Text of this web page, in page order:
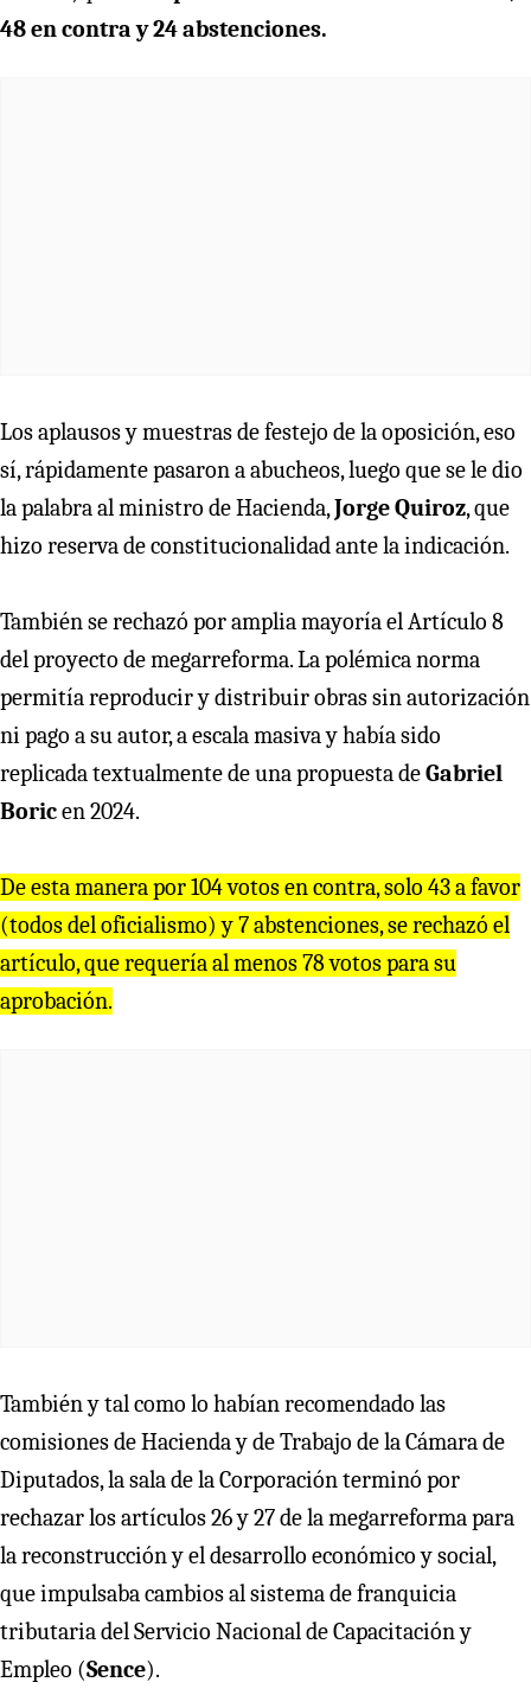
48 en contra y 24 abstenciones.
Los aplausos y muestras de festejo de la oposición, eso
sí, rápidamente pasaron a abucheos, luego que se le dio
la palabra al ministro de Hacienda,Jorge Quiroz, que
hizo reserva de constitucionalidad ante la indicación.
También se rechazó por amplia mayoría el Artículo 8
del proyecto de megarreforma. La polémica norma
permitía reproducir y distribuir obras sin autorización
ni pago a su autor, a escala masiva y había sido
replicada textualmente de una propuesta deGabriel
Boricen 2024.
De esta manera por 104 votos en contra, solo 43 a favor
(todos del oficialismo) y 7 abstenciones, se rechazó el
artículo, que requería al menos 78 votos para su
aprobación.
También y tal como lo habían recomendado las
comisiones de Hacienda y de Trabajo de la Cámara de
Diputados, la sala de la Corporación terminó por
rechazar los artículos 26 y 27 de la megarreforma para
la reconstrucción y el desarrollo económico y social,
que impulsaba cambios al sistema de franquicia
tributaria del Servicio Nacional de Capacitación y
Empleo (Sence).